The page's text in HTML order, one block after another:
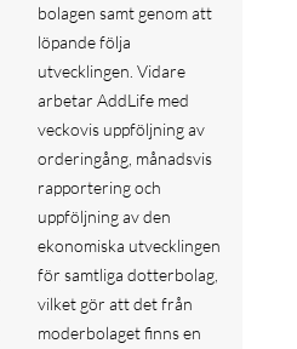
bolagen samt genom att
löpande följa
utvecklingen. Vidare
arbetar AddLife med
veckovis uppföljning av
orderingång, månadsvis
rapportering och
uppföljning av den
ekonomiska utvecklingen
för samtliga dotterbolag,
vilket gör att det från
moderbolaget finns en